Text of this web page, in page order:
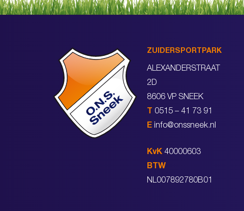
ZUIDERSPORTPARK
ALEXANDERSTRAAT
2D
8606 VP SNEEK
T 0515 – 41 73 91
E info@onssneek.nl
KvK 40000603
BTW
NL007892780B01